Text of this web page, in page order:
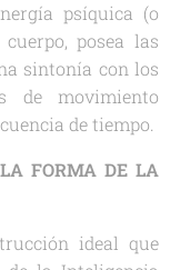
psíquica (o
posea las
sintonía con los
de movimiento
de tiempo.
FORMA DE LA
ideal que